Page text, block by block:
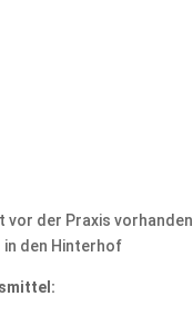
der Praxis vorhanden
in den Hinterhof